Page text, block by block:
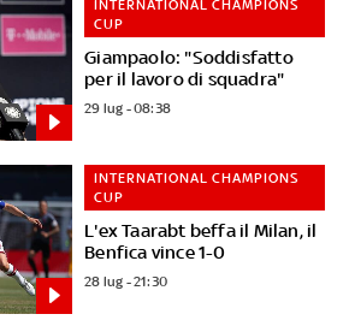
Giampaolo: "Soddisfatto
per il lavoro di squadra"
INTERNATIONAL CHAMPIONS
CUP
29 lug - 08:38
L'ex Taarabt beffa il Milan, il
Benfica vince 1-0
INTERNATIONAL CHAMPIONS
CUP
28 lug - 21:30